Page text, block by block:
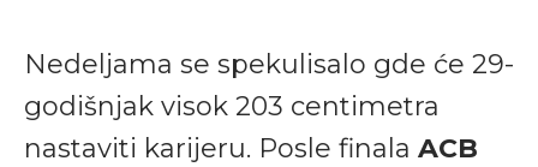
Nedeljama se spekulisalo gde će 29-
godišnjak visok 203 centimetra
nastaviti karijeru. Posle finala ACB